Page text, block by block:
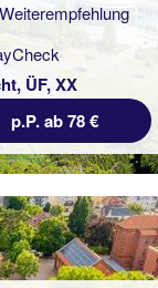
ÜF, XX
p.P. ab 78 €